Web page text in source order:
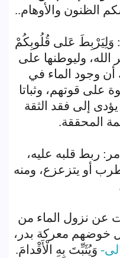
الظنون والأوهام..
: وَلِيَرْبِطَ عَلى قُلُوبِكُمْ
الله، وليوطنها على
أن وجود الماء في
على قوتهم، وثباتا
إلى فقد الثقة
المحققة.
ربط قلبه عليه،
أو يتزعزع، ومنه
عن نزول الماء من
خوضهم معركة بدر،
وَيُثَبِّتَ بِهِ الْأَقْدامَ.